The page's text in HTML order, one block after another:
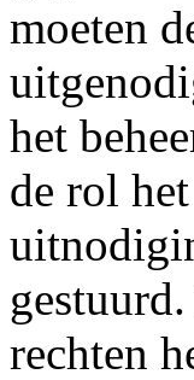
moeten
het
de rol
rechten